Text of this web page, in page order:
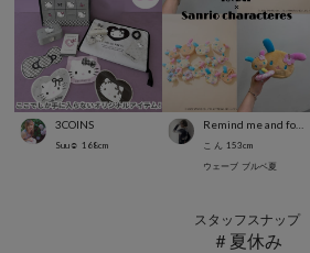
3COINS
Suu☺︎ 168cm こ ん 153cm
ウェーブ ブルベ夏
スタッフスナップ
＃夏休み